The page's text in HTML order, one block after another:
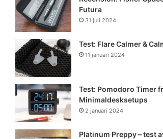
Futura
31 juli 2024
Test: Flare Calmer &
11 januari 2024
Test: Pomodoro Timer
Minimaldesksetups
2 januari 2024
Platinum Preppy – test